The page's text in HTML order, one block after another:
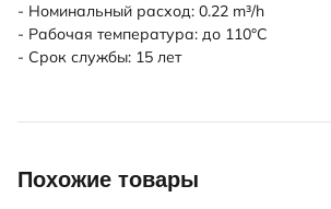
- Номинальный расход: 0.22 m³/h
- Рабочая температура: до 110°С
- Срок службы: 15 лет
Похожие товары